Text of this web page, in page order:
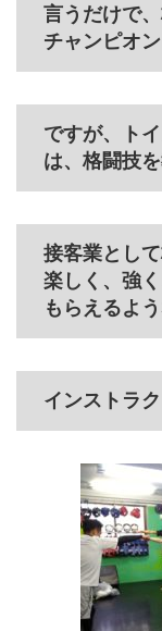
言うだけで
チャンピオン
ですが、ト
は、格闘技
接客業とし
楽しく、強
もらえるよ
インストラ